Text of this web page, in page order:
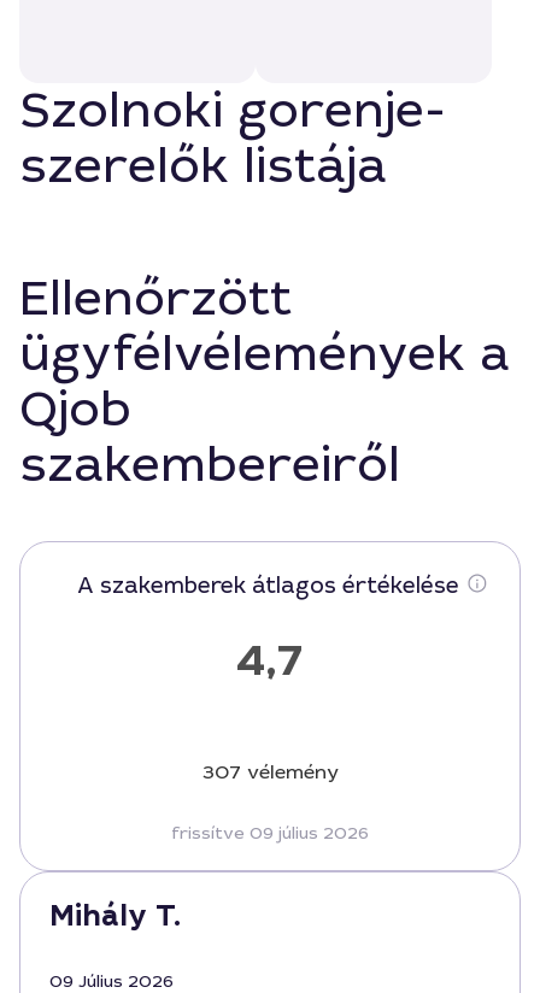
Szolnoki gorenje-
szerelők listája
Ellenőrzött
ügyfélvélemények a
Qjob
szakembereiről
A szakemberek átlagos értékelése
4,7
307 vélemény
frissítve 09 július 2026
Mihály T.
09 Július 2026